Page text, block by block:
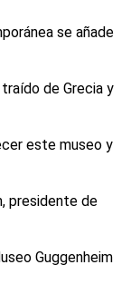
se añade
de Grecia y
este museo y
presidente de
Guggenheim